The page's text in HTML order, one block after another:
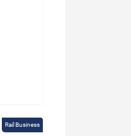
Rail Business